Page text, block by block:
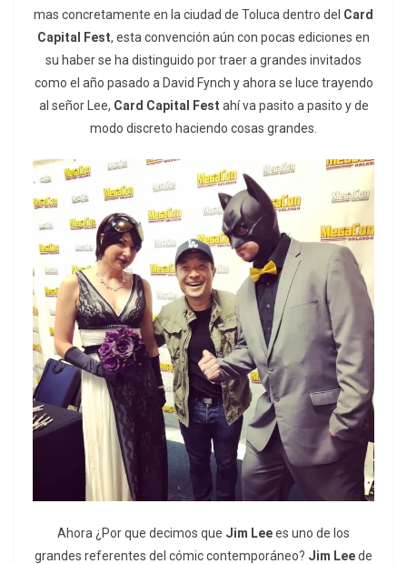
mas concretamente en la ciudad de Toluca dentro del Card
Capital Fest, esta convención aún con pocas ediciones en
su haber se ha distinguido por traer a grandes invitados
como el año pasado a David Fynch y ahora se luce trayendo
al señor Lee, Card Capital Fest ahí va pasito a pasito y de
modo discreto haciendo cosas grandes.
Ahora ¿Por que decimos que Jim Leees uno de los
grandes referentes del cómic contemporáneo? Jim Leede